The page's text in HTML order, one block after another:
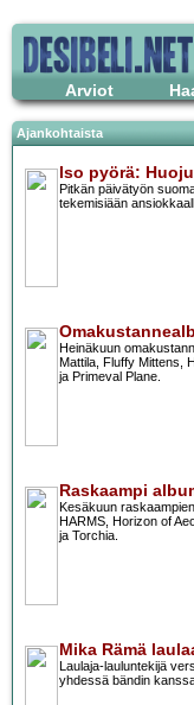
Arviot
Ajankohtaista
Iso pyörä:
Pitkän päivätyön
tekemisiään
Heinäkuun
Mattila, Fluffy Mittens,
ja Primeval Plane.
Raskaampi
Kesäkuun
HARMS, Horizon of
ja Torchia.
Mika Rämä
Laulaja-lauluntekijä
yhdessä bändin